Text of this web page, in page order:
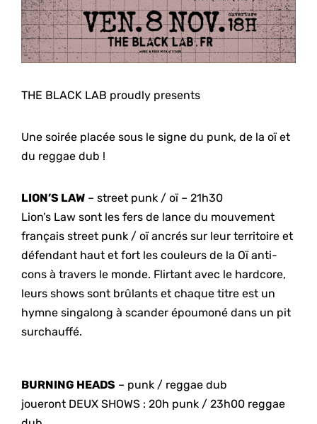
THE BLACK LAB proudly presents
Une soirée placée sous le signe du punk, de la oï et
du reggae dub !
LION’S LAW – street punk / oï – 21h30
Lion’s Law sont les fers de lance du mouvement
français street punk / oï ancrés sur leur territoire et
défendant haut et fort les couleurs de la Oï anti-
cons à travers le monde. Flirtant avec le hardcore,
leurs shows sont brûlants et chaque titre est un
hymne singalong à scander époumoné dans un pit
surchauffé.
BURNING HEADS – punk / reggae dub
joueront DEUX SHOWS : 20h punk / 23h00 reggae